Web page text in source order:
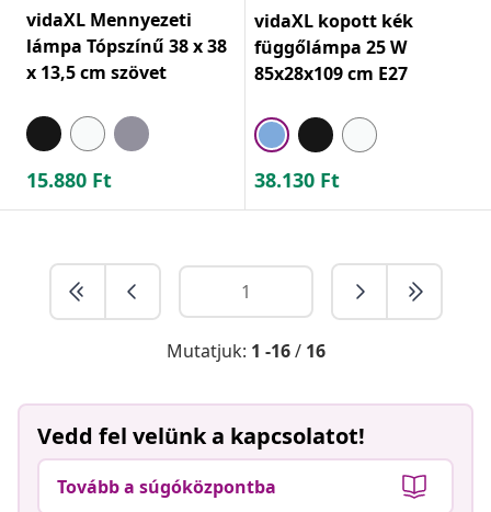
vidaXL Mennyezeti
lámpa Tópszínű 38 x 38
x 13,5 cm szövet
15.880 Ft
vidaXL kopott kék
függőlámpa 25 W
85x28x109 cm E27
38.130 Ft
Mutatjuk: 1 -16/ 16
Vedd fel velünk a kapcsolatot!
Tovább a súgóközpontba